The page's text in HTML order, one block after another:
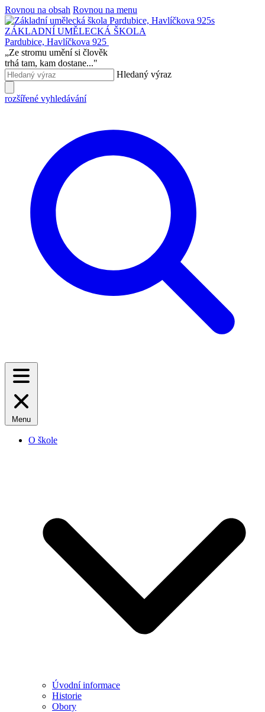
Rovnou na obsah Rovnou na menu
ZÁKLADNÍ UMĚLECKÁ ŠKOLA
Pardubice, Havlíčkova 925
„Ze stromu umění si člověk
trhá tam, kam dostane..."
Hledaný výraz
rozšířené vyhledávání
Menu
O škole
Úvodní informace
Historie
Obory